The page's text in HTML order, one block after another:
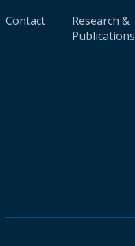
Contact
Research &
Publications